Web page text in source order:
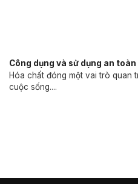
Công dụng và sử dụng an
Hóa chất đóng một vai trò quan
cuộc sống....